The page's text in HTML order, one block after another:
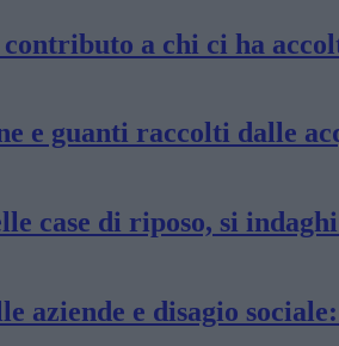
a chi ci ha
e guanti raccolti dalle
case di riposo, si
aziende e disagio